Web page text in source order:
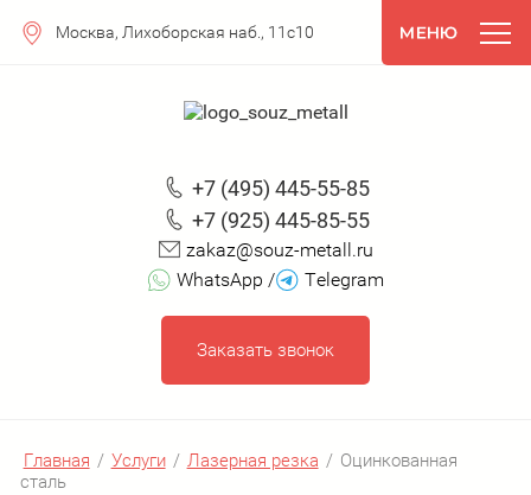
Москва, Лихоборская наб., 11с10
+7 (495) 445-55-85
+7 (925) 445-85-55
zakaz@souz-metall.ru
WhatsApp /
Telegram
Заказать звонок
Главная / Услуги / Лазерная резка / Оцинкованная
сталь